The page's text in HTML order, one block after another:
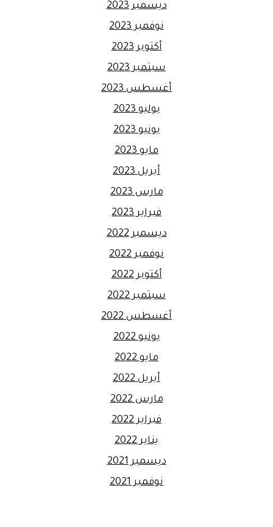
ديسمبر 2023
نوفمبر 2023
أكتوبر 2023
سبتمبر 2023
أغسطس 2023
يوليو 2023
يونيو 2023
مايو 2023
أبريل 2023
مارس 2023
فبراير 2023
ديسمبر 2022
نوفمبر 2022
أكتوبر 2022
سبتمبر 2022
أغسطس 2022
يونيو 2022
مايو 2022
أبريل 2022
مارس 2022
فبراير 2022
يناير 2022
ديسمبر 2021
نوفمبر 2021